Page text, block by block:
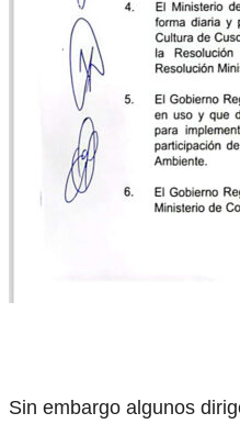
Sin embargo algunos